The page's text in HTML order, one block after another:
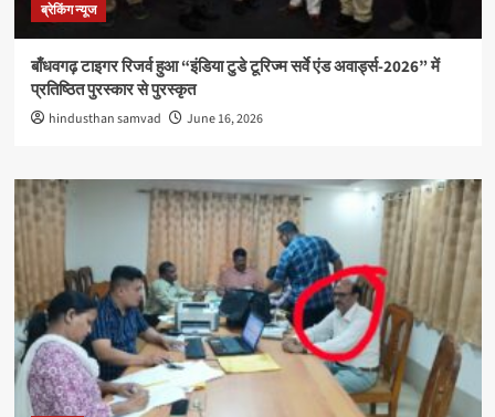
ब्रेकिंग न्यूज
बाँधवगढ़ टाइगर रिजर्व हुआ “इंडिया टुडे टूरिज्म सर्वे एंड अवार्ड्स-2026” में
प्रतिष्ठित पुरस्कार से पुरस्कृत
hindusthan samvad June 16, 2026